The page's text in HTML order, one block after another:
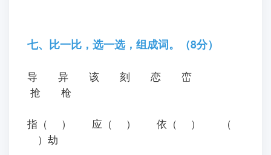
七、比一比，选一选，组成词。（8分）
导 异 该 刻 恋
峦
抢
枪
指（ ） 应（ ） 依（ ）
（
）劫